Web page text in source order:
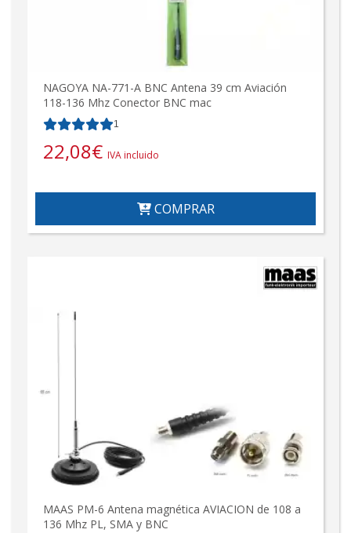
NAGOYA NA-771-A BNC Antena 39 cm Aviación
118-136 Mhz Conector BNC mac
1
22,08€ IVA incluido
COMPRAR
MAAS PM-6 Antena magnética AVIACION de 108 a
136 Mhz PL, SMA y BNC